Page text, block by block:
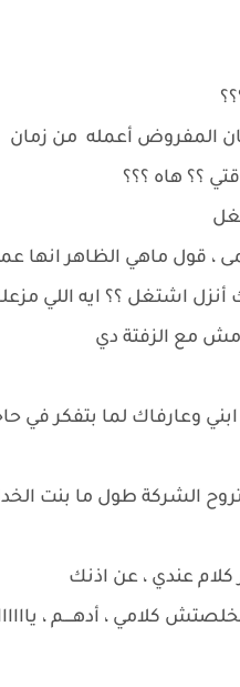
المفروض أعمله من زمان
؟؟ هاه ؟؟؟
، قول ماهي الظاهر انها
اشتغل ؟؟ ايه اللي
مع الزفتة دي
ابني وعارفاك لما بتفكر في
الشركة طول ما بنت
كلام عندي ، عن اذنك
كلامي ، أدهــــم ، ياااااا